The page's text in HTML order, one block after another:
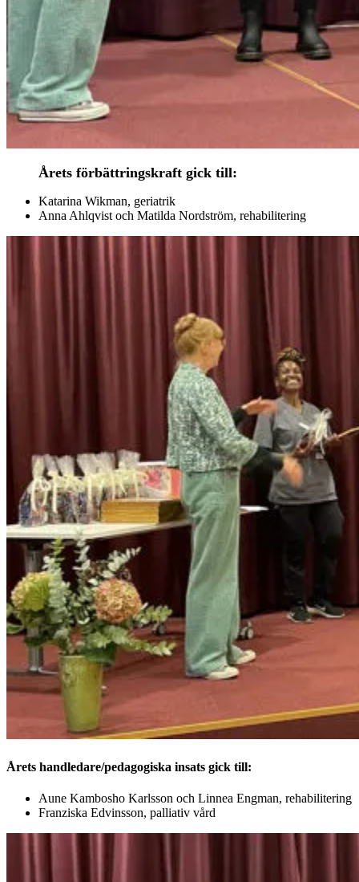
Årets förbättringskraft gick till:
Katarina Wikman, geriatrik
Anna Ahlqvist och Matilda Nordström, rehabilitering
Årets handledare/pedagogiska insats gick till:
Aune Kambosho Karlsson och Linnea Engman, rehabilitering
Franziska Edvinsson, palliativ vård